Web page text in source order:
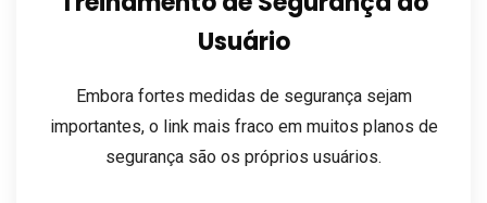
Usuário
Embora fortes medidas de segurança sejam
importantes, o link mais fraco em muitos planos de
segurança são os próprios usuários.